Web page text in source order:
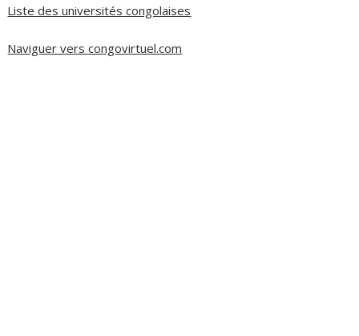
Liste des universités congolaises
Naviguer vers congovirtuel.com